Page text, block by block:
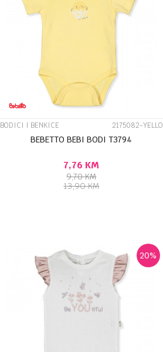
BODICI I BENKICE 2175082-YELLO
BEBETTO BEBI BODI T3794
7,76 KM
9,70KM
13,90KM
20%